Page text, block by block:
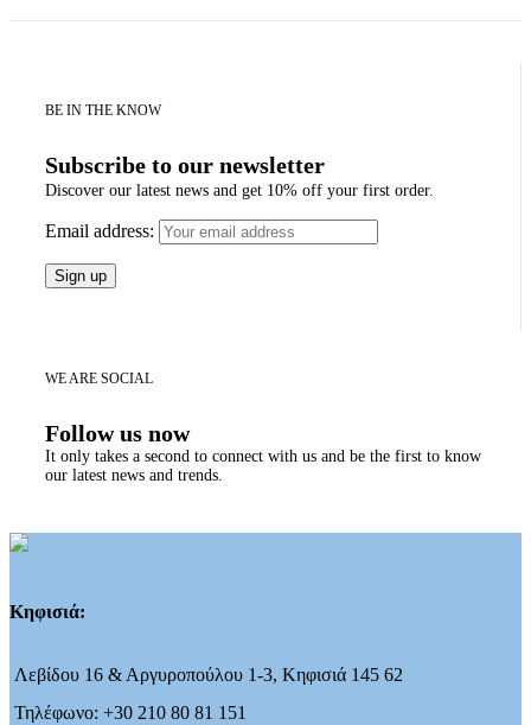
BE IN THE KNOW
Subscribe to our newsletter
Discover our latest news and get 10% off your first order.
Email address:
WE ARE SOCIAL
Follow us now
It only takes a second to connect with us and be the first to know
our latest news and trends.
Κηφισιά:
Λεβίδου 16 & Αργυροπούλου 1-3, Κηφισιά 145 62
Τηλέφωνο: +30 210 80 81 151